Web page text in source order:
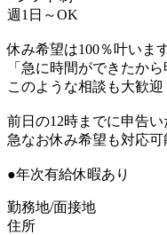
週1日～OK
休み希望は100％叶いま
「急に時間ができたか
このような相談も大歓迎
前日の12時までに申告い
急なお休み希望も対応
●年次有給休暇あり
勤務地/面接地
住所